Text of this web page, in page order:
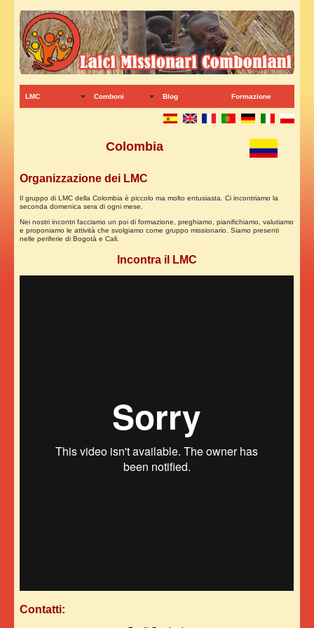
LMC Comboni Blog Formazione
Colombia
Organizzazione dei LMC
Il gruppo di LMC della Colombia è piccolo ma molto entusiasta. Ci incontriamo la
seconda domenica sera di ogni mese.
Nei nostri incontri facciamo un poi di formazione, preghiamo, pianifichiamo, valutiamo
e proponiamo le attività che svolgiamo come gruppo missionario. Siamo presenti
nelle periferie di Bogotà e Cali.
Incontra il LMC
Contatti: